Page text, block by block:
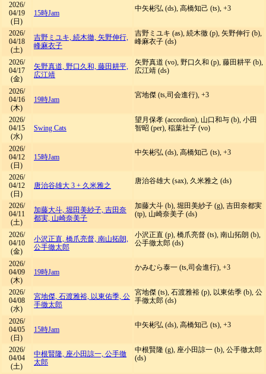
2026/
04/19
(日)
15時Jam
中矢彬弘 (ds), 高橋知己 (ts), +3
2026/
04/18
(土)
吉野ミユキ, 続木徹, 矢野伸行,
峰麻衣子
吉野ミユキ (as), 続木徹 (p), 矢野伸行 (b),
峰麻衣子 (ds)
2026/
04/17
(金)
矢野真道, 野口久和, 藤田耕平,
広江靖
矢野真道 (vo), 野口久和 (p), 藤田耕平 (b),
広江靖 (ds)
2026/
04/16
(木)
19時Jam
宮地傑 (ts,司会進行), +3
2026/
04/15
(水)
Swing Cats
望月保孝 (accordion), 山口和与 (b), 小田
智昭 (per), 稲葉社子 (vo)
2026/
04/12
(日)
15時Jam
中矢彬弘 (ds), 高橋知己 (ts), +3
2026/
04/12
(日)
唐治谷雄大 3 + 久米雅之
唐治谷雄大 (sax), 久米雅之 (ds)
2026/
04/11
(土)
加藤大斗, 堀田美紗子, 吉田奈
都実, 山崎奈美子
加藤大斗 (b), 堀田美紗子 (g), 吉田奈都実
(tp), 山崎奈美子 (ds)
2026/
04/10
(金)
小沢正直, 橋爪亮督, 南山拓朗,
公手徹太郎
小沢正直 (p), 橋爪亮督 (ts), 南山拓朗 (b),
公手徹太郎 (ds)
2026/
04/09
(木)
19時Jam
かみむら泰一 (ts,司会進行), +3
2026/
04/08
(水)
宮地傑, 石渡雅裕, 以東佑季, 公
手徹太郎
宮地傑 (ts), 石渡雅裕 (p), 以東佑季 (b), 公
手徹太郎 (ds)
2026/
04/05
(日)
15時Jam
中矢彬弘 (ds), 高橋知己 (ts), +3
2026/
04/04
(土)
中根賢隆, 座小田諒一, 公手徹
太郎
中根賢隆 (g), 座小田諒一 (b), 公手徹太郎
(ds)